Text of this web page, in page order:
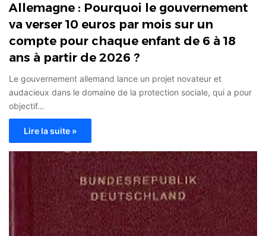
Allemagne : Pourquoi le gouvernement
va verser 10 euros par mois sur un
compte pour chaque enfant de 6 à 18
ans à partir de 2026 ?
Le gouvernement allemand lance un projet novateur et
audacieux dans le domaine de la protection sociale, qui a pour
objectif…
Lire la suite »